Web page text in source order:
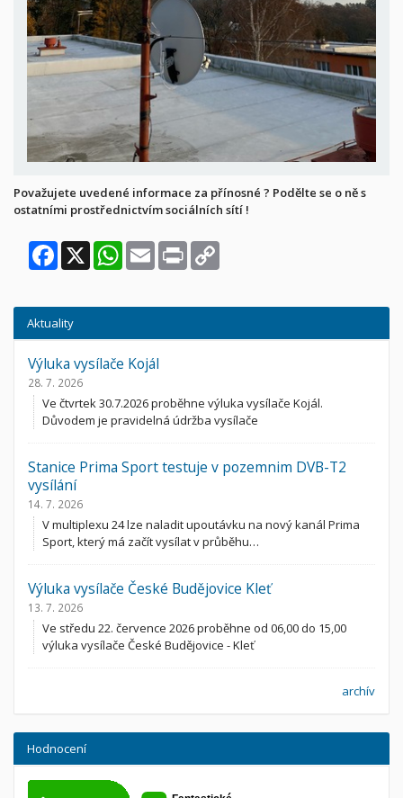
Považujete uvedené informace za přínosné ? Podělte se o ně s
ostatními prostřednictvím sociálních sítí !
Facebook
X WhatsApp
Email Print
Aktuality
Výluka vysílače Kojál
28. 7. 2026
Ve čtvrtek 30.7.2026 proběhne výluka vysílače Kojál.
Důvodem je pravidelná údržba vysílače
Stanice Prima Sport testuje v pozemnim DVB-T2
vysílání
14. 7. 2026
V multiplexu 24 lze naladit upoutávku na nový kanál Prima
Sport, který má začít vysílat v průběhu…
Výluka vysílače České Budějovice Kleť
13. 7. 2026
Ve středu 22. července 2026 proběhne od 06,00 do 15,00
výluka vysílače České Budějovice - Kleť
archív
Hodnocení